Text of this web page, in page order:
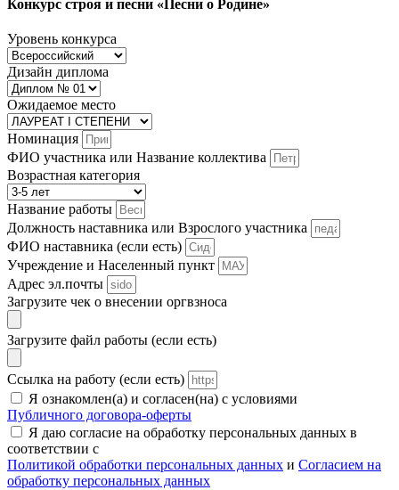
Конкурс строя и песни «Песни о Родине»
Уровень конкурса
Дизайн диплома
Ожидаемое место
Номинация
ФИО участника или Название коллектива
Возрастная категория
Название работы
Должность наставника или Взрослого участника
ФИО наставника (если есть)
Учреждение и Населенный пункт
Адрес эл.почты
Загрузите чек о внесении оргвзноса
Загрузите файл работы (если есть)
Ссылка на работу (если есть)
Я ознакомлен(а) и согласен(на) с условиями
Публичного договора-оферты
Я даю согласие на обработку персональных данных в
соответствии с
Политикой обработки персональных данных и Согласием на
обработку персональных данных